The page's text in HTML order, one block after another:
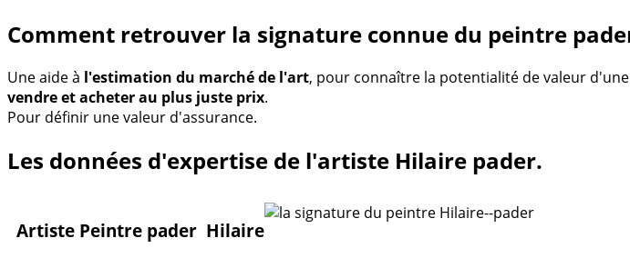
Comment retrouver la signature connue du peintre
Une aide à l'estimation du marché de l'art, pour connaître la potentialité de valeur
vendre et acheter au plus juste prix.
Pour définir une valeur d'assurance.
Les données d'expertise de l'artiste Hilaire pader.
Artiste Peintre pader Hilaire